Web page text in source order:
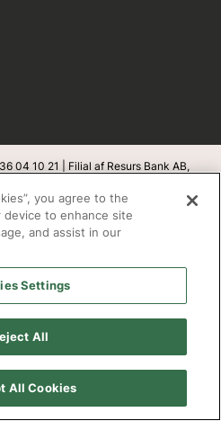
Aktiebolag, Sverige
04 10 21 | Filial af Resurs Bank AB,
1.1.100
you agree to the
to enhance site
and assist in our
Settings
All
All Cookies